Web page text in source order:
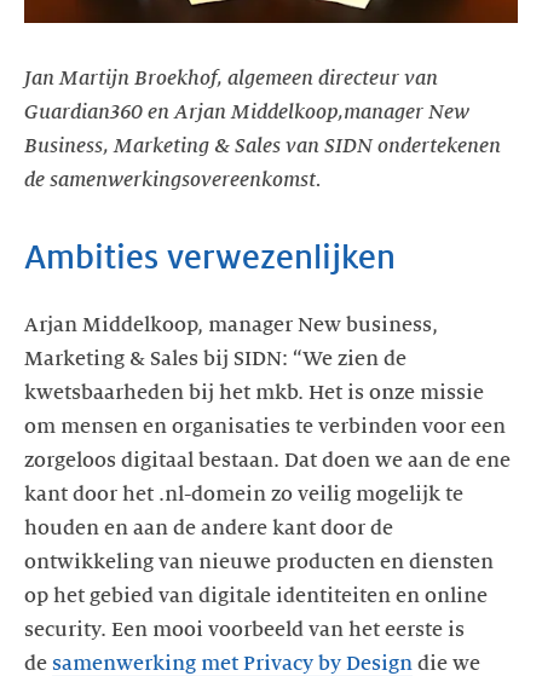
Jan Martijn Broekhof, algemeen directeur van
Guardian360 en Arjan Middelkoop,manager New
Business, Marketing & Sales van SIDN ondertekenen
de samenwerkingsovereenkomst.
Ambities verwezenlijken
Arjan Middelkoop, manager New business,
Marketing & Sales bij SIDN: “We zien de
kwetsbaarheden bij het mkb. Het is onze missie
om mensen en organisaties te verbinden voor een
zorgeloos digitaal bestaan. Dat doen we aan de ene
kant door het .nl-domein zo veilig mogelijk te
houden en aan de andere kant door de
ontwikkeling van nieuwe producten en diensten
op het gebied van digitale identiteiten en online
security. Een mooi voorbeeld van het eerste is
de samenwerking met Privacy by Design die we